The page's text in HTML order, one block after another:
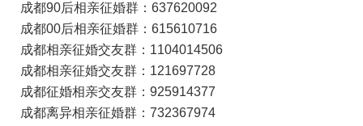
成都90后相亲征婚群：637620092
成都00后相亲征婚群：615610716
成都相亲征婚交友群：1104014506
成都相亲征婚交友群：121697728
成都征婚相亲交友群：925914377
成都离异相亲征婚群：732367974